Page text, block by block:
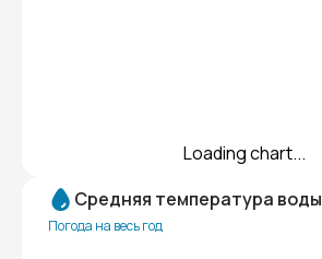
Loading chart...
Средняя температура воды
Погода на весь год